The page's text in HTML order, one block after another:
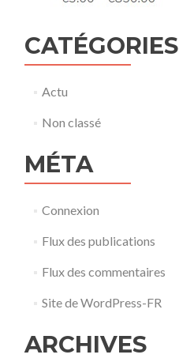
CATÉGORIES
Actu
Non classé
MÉTA
Connexion
Flux des publications
Flux des commentaires
Site de WordPress-FR
ARCHIVES